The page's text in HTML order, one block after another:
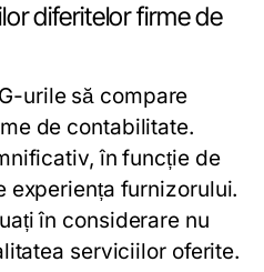
diferitelor firme de
urile să compare
de contabilitate.
în funcție de
experiența furnizorului.
în considerare nu
serviciilor oferite.